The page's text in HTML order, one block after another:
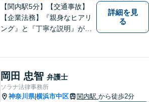
【関内駅5分】【交通事故】
【企業法務】『親身なヒアリ
ング』と『丁寧な説明』がモ
頼者様が安心して将来を過ご
せるようになるための支援を
いたします。
詳細を見
る
岡田 忠智 弁護士
ソラナ法律事務所
神奈川県|横浜市中区 関内駅 から徒歩2分